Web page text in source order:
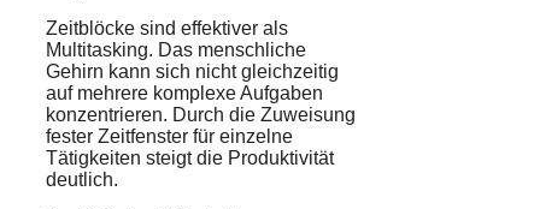
Zeitblöcke sind effektiver als
Multitasking. Das menschliche
Gehirn kann sich nicht gleichzeitig
auf mehrere komplexe Aufgaben
konzentrieren. Durch die Zuweisung
fester Zeitfenster für einzelne
Tätigkeiten steigt die Produktivität
deutlich.